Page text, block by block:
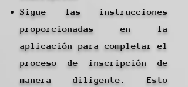
Sigue las instrucciones
proporcionadas en la
aplicación para completar el
proceso de inscripción de
manera diligente. Esto